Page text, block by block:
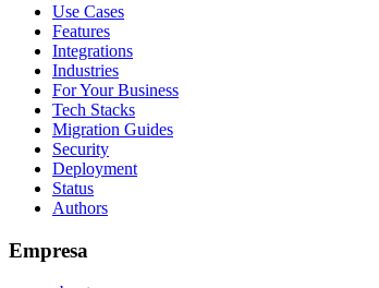
Use Cases
Features
Integrations
Industries
For Your Business
Tech Stacks
Migration Guides
Security
Deployment
Status
Authors
Empresa